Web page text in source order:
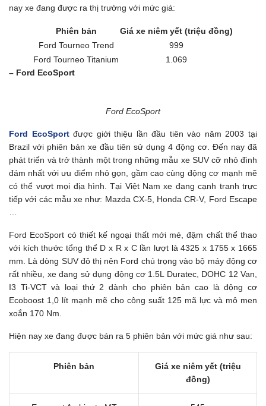
nay xe đang được ra thị trường với mức giá:
Phiên bản
Giá xe niêm yết (triệu đồng)
Ford Tourneo Trend
999
Ford Tourneo Titanium
1.069
– Ford EcoSport
Ford EcoSport
Ford EcoSport được giới thiệu lần đầu tiên vào năm 2003 tại
Brazil với phiên bản xe đầu tiên sử dụng 4 động cơ. Đến nay đã
phát triển và trở thành một trong những mẫu xe SUV cỡ nhỏ đình
đám nhất với ưu điểm nhỏ gọn, gầm cao cùng động cơ mạnh mẽ
có thể vượt mọi địa hình. Tại Việt Nam xe đang cạnh tranh trực
tiếp với các mẫu xe như: Mazda CX-5, Honda CR-V, Ford Escape
Ford EcoSport có thiết kế ngoại thất mới mẻ, đậm chất thể thao
với kích thước tổng thể D x R x C lần lượt là 4325 x 1755 x 1665
mm. Là dòng SUV đô thị nên Ford chú trọng vào bộ máy động cơ
rất nhiều, xe đang sử dụng động cơ 1.5L Duratec, DOHC 12 Van,
I3 Ti-VCT và loại thứ 2 dành cho phiên bản cao là động cơ
Ecoboost 1,0 lít mạnh mẽ cho công suất 125 mã lực và mô men
xoắn 170 Nm.
Hiện nay xe đang được bán ra 5 phiên bản với mức giá như sau:
Phiên bản
Giá xe niêm yết (triệu
đồng)